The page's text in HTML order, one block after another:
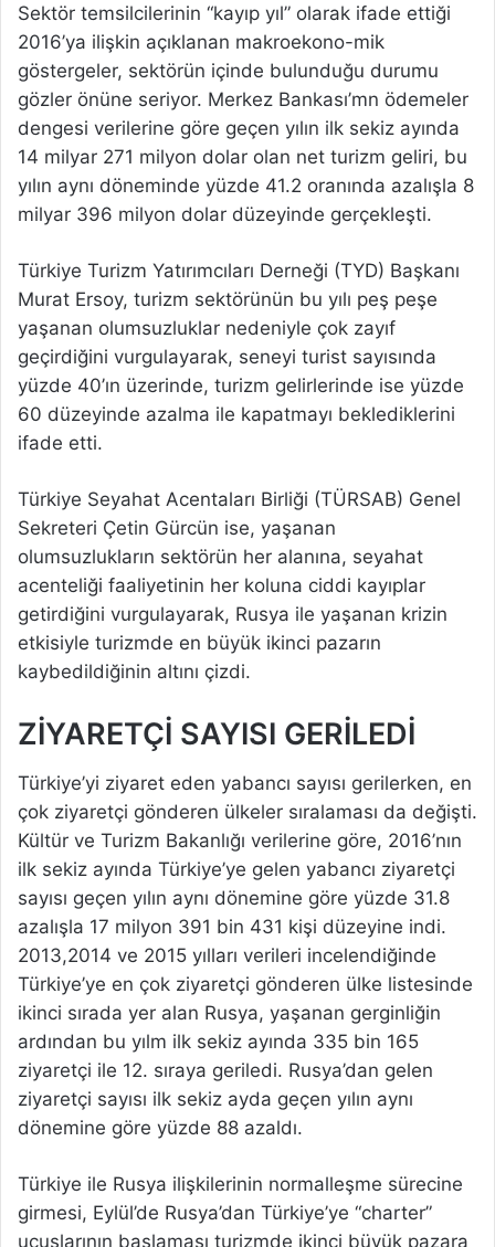
Sektör temsilcilerinin “kayıp yıl” olarak ifade ettiği
2016’ya ilişkin açıklanan makroekono-mik
göstergeler, sektörün içinde bulunduğu durumu
gözler önüne seriyor. Merkez Bankası’mn ödemeler
dengesi verilerine göre geçen yılın ilk sekiz ayında
14 milyar 271 milyon dolar olan net turizm geliri, bu
yılın aynı döneminde yüzde 41.2 oranında azalışla 8
milyar 396 milyon dolar düzeyinde gerçekleşti.
Türkiye Turizm Yatırımcıları Derneği (TYD) Başkanı
Murat Ersoy, turizm sektörünün bu yılı peş peşe
yaşanan olumsuzluklar nedeniyle çok zayıf
geçirdiğini vurgulayarak, seneyi turist sayısında
yüzde 40’ın üzerinde, turizm gelirlerinde ise yüzde
60 düzeyinde azalma ile kapatmayı beklediklerini
ifade etti.
Türkiye Seyahat Acentaları Birliği (TÜRSAB) Genel
Sekreteri Çetin Gürcün ise, yaşanan
olumsuzlukların sektörün her alanına, seyahat
acenteliği faaliyetinin her koluna ciddi kayıplar
getirdiğini vurgulayarak, Rusya ile yaşanan krizin
etkisiyle turizmde en büyük ikinci pazarın
kaybedildiğinin altını çizdi.
ZİYARETÇİ SAYISI GERİLEDİ
Türkiye’yi ziyaret eden yabancı sayısı gerilerken, en
çok ziyaretçi gönderen ülkeler sıralaması da değişti.
Kültür ve Turizm Bakanlığı verilerine göre, 2016’nın
ilk sekiz ayında Türkiye’ye gelen yabancı ziyaretçi
sayısı geçen yılın aynı dönemine göre yüzde 31.8
azalışla 17 milyon 391 bin 431 kişi düzeyine indi.
2013,2014 ve 2015 yılları verileri incelendiğinde
Türkiye’ye en çok ziyaretçi gönderen ülke listesinde
ikinci sırada yer alan Rusya, yaşanan gerginliğin
ardından bu yılm ilk sekiz ayında 335 bin 165
ziyaretçi ile 12. sıraya geriledi. Rusya’dan gelen
ziyaretçi sayısı ilk sekiz ayda geçen yılın aynı
dönemine göre yüzde 88 azaldı.
Türkiye ile Rusya ilişkilerinin normalleşme sürecine
girmesi, Eylül’de Rusya’dan Türkiye’ye “charter”
uçuşlarının başlaması turizmde ikinci büyük pazara